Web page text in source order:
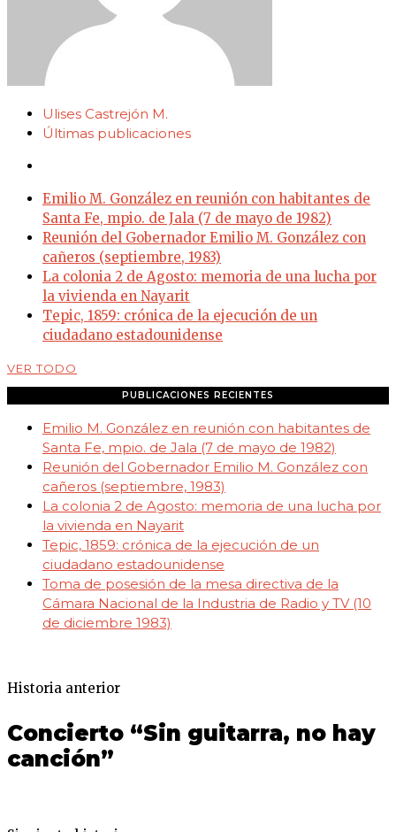
Ulises Castrejón M.
Últimas publicaciones
Emilio M. González en reunión con habitantes de
Santa Fe, mpio. de Jala (7 de mayo de 1982)
Reunión del Gobernador Emilio M. González con
cañeros (septiembre, 1983)
La colonia 2 de Agosto: memoria de una lucha por
la vivienda en Nayarit
Tepic, 1859: crónica de la ejecución de un
ciudadano estadounidense
VER TODO
PUBLICACIONES RECIENTES
Emilio M. González en reunión con habitantes de
Santa Fe, mpio. de Jala (7 de mayo de 1982)
Reunión del Gobernador Emilio M. González con
cañeros (septiembre, 1983)
La colonia 2 de Agosto: memoria de una lucha por
la vivienda en Nayarit
Tepic, 1859: crónica de la ejecución de un
ciudadano estadounidense
Toma de posesión de la mesa directiva de la
Cámara Nacional de la Industria de Radio y TV (10
de diciembre 1983)
Historia anterior
Concierto “Sin guitarra, no hay
canción”